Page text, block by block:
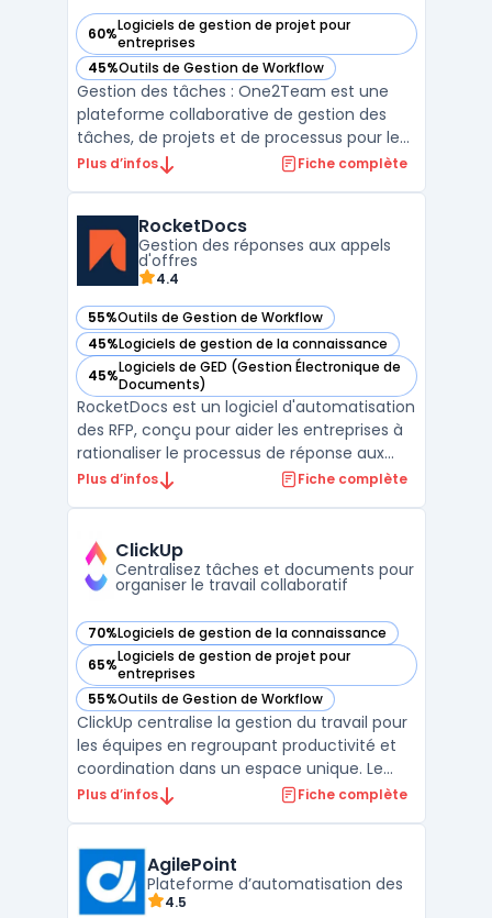
60%Logiciels de gestion de projet pour
entreprises
— voir One2Team dans cette catégorie
45%Outils de Gestion de Workflow
— voir One2Team dans cette catégorie
Gestion des tâches : One2Team est une
plateforme collaborative de gestion des
tâches, de projets et de processus pour les
entreprises. Elle propose une solution
efficace et productive. One2Team : La
plateforme One2Team ...
Plus d’infos Fiche complète
RocketDocs
Gestion des réponses aux appels
d'offres
4.4
55%Outils de Gestion de Workflow
— voir RocketDocs dans cette catégorie
45%Logiciels de gestion de la connaissance
— voir RocketDocs dans cette catégorie
45%Logiciels de GED (Gestion Électronique de
Documents)
— voir RocketDocs dans cette catégorie
RocketDocs est un logiciel d'automatisation
des RFP, conçu pour aider les entreprises à
rationaliser le processus de réponse aux
appels d'offres en centralisant les données,
avancés de gestion de contenu et de flux
de trav ...
Plus d’infos Fiche complète
ClickUp
Centralisez tâches et documents pour
organiser le travail collaboratif
70%Logiciels de gestion de la connaissance
— voir ClickUp dans cette catégorie
65%Logiciels de gestion de projet pour
entreprises
— voir ClickUp dans cette catégorie
55%Outils de Gestion de Workflow
— voir ClickUp dans cette catégorie
ClickUp centralise la gestion du travail pour
les équipes en regroupant productivité et
coordination dans un espace unique. Le
logiciel facilite le suivi quotidien des tâches,
objectifs, tout en simplifiant l’accès à
l’informat ...
Plus d’infos Fiche complète
AgilePoint
Plateforme d’automatisation des
4.5